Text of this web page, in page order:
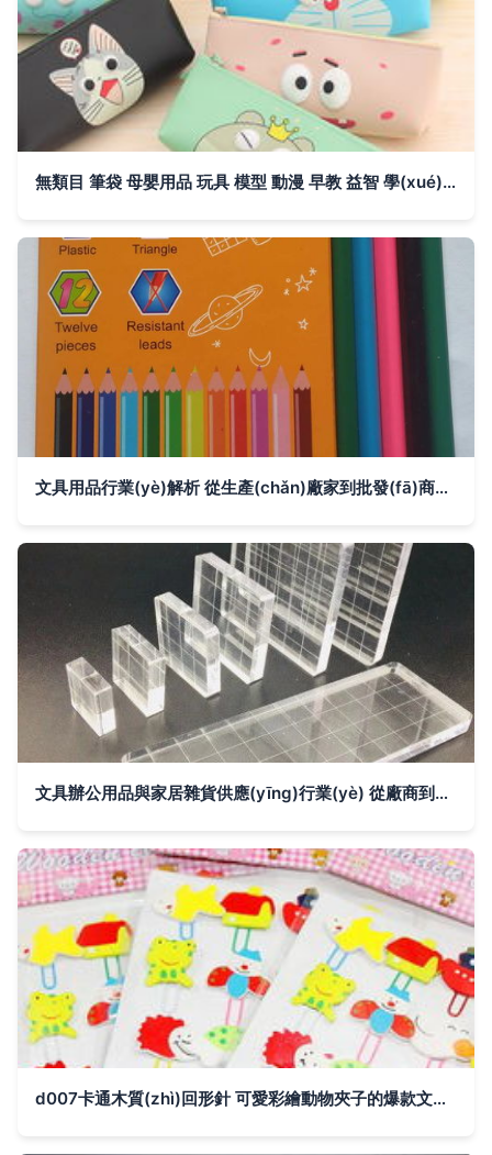
無類目 筆袋 母嬰用品 玩具 模型 動漫 早教 益智 學(xué)習(xí) 實(shí)驗(yàn) 繪畫文具 韓磊玩具廠 蘑菇街優(yōu)店
文具用品行業(yè)解析 從生產(chǎn)廠家到批發(fā)商的產(chǎn)業(yè)鏈全景
文具辦公用品與家居雜貨供應(yīng)行業(yè) 從廠商到市場的發(fā)展趨勢
d007卡通木質(zhì)回形針 可愛彩繪動物夾子的爆款文具選擇